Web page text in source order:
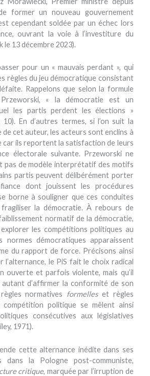
former un nouveau gouvernement
cependant soldée par un échec lors
ouvrant la voie à l’investiture du
le 13 décembre 2023).
pour un « mauvais perdant », qui
règles du jeu démocratique consistant
Rappelons que selon la formule
Przeworski, « la démocratie est un
les partis perdent les élections »
En d’autres termes, si l’on suit la
cet auteur, les acteurs sont enclins à
car ils reportent la satisfaction de leurs
électorale suivante. Przeworski ne
pas de modèle interprétatif des motifs
partis peuvent délibérément porter
dont jouissent les procédures
borne à souligner que ces conduites
la démocratie. À rebours de
normatif de la démocratie,
les compétitions politiques au
normes démocratiques apparaissent
du rapport de force. Précisons ainsi
le PiS fait le choix radical
ouverte et parfois violente, mais qu’il
d’affirmer la conformité de son
normatives formelleset règles
politique se mêlent ainsi
consécutives aux législatives
1971).
cette alternance inédite dans ses
dans la Pologne post-communiste,
critique, marquée par l’irruption de